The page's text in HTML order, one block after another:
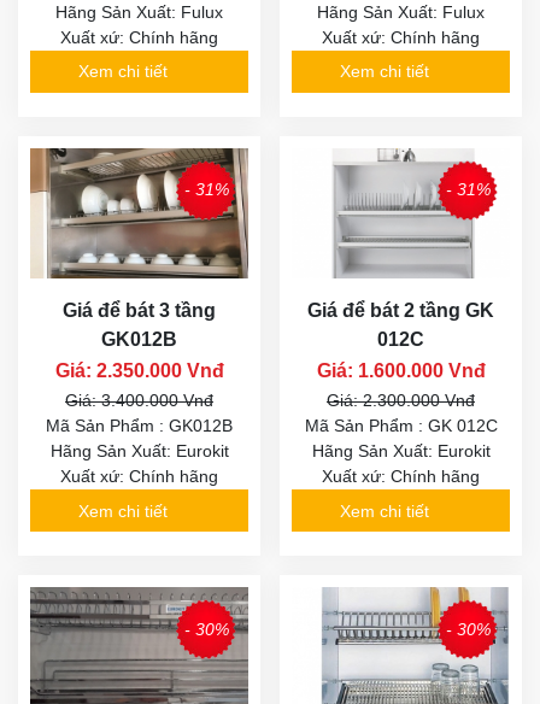
Hãng Sản Xuất: Fulux
Xuất xứ: Chính hãng
Xem chi tiết
Hãng Sản Xuất: Fulux
Xuất xứ: Chính hãng
Xem chi tiết
- 31%
Giá để bát 3 tầng
GK012B
Giá: 2.350.000 Vnđ
Giá: 3.400.000 Vnđ
Mã Sản Phẩm : GK012B
Hãng Sản Xuất: Eurokit
Xuất xứ: Chính hãng
Xem chi tiết
- 31%
Giá để bát 2 tầng GK
012C
Giá: 1.600.000 Vnđ
Giá: 2.300.000 Vnđ
Mã Sản Phẩm : GK 012C
Hãng Sản Xuất: Eurokit
Xuất xứ: Chính hãng
Xem chi tiết
- 30% - 30%